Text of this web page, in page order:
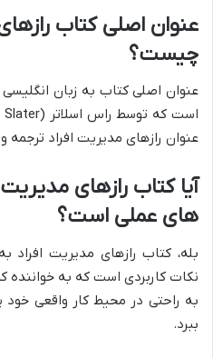
عنوان اصلی کتاب
چیست؟
عنوان رازهای مدیریت افراد
آیا کتاب رازهای
های عملی است؟
بله، کتاب رازهای مدیریت
نکات کاربردی است که به خواننده
به راحتی در محیط کار واقعی خود
ببرد.